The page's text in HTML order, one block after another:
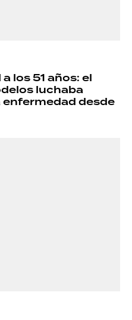
los 51 años: el
luchaba
desde